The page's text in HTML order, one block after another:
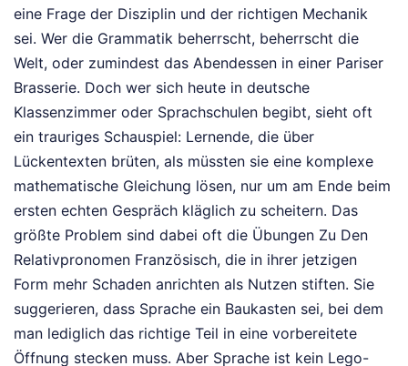
eine Frage der Disziplin und der richtigen Mechanik
sei. Wer die Grammatik beherrscht, beherrscht die
Welt, oder zumindest das Abendessen in einer Pariser
Brasserie. Doch wer sich heute in deutsche
Klassenzimmer oder Sprachschulen begibt, sieht oft
ein trauriges Schauspiel: Lernende, die über
Lückentexten brüten, als müssten sie eine komplexe
mathematische Gleichung lösen, nur um am Ende beim
ersten echten Gespräch kläglich zu scheitern. Das
größte Problem sind dabei oft die Übungen Zu Den
Relativpronomen Französisch, die in ihrer jetzigen
Form mehr Schaden anrichten als Nutzen stiften. Sie
suggerieren, dass Sprache ein Baukasten sei, bei dem
man lediglich das richtige Teil in eine vorbereitete
Öffnung stecken muss. Aber Sprache ist kein Lego-